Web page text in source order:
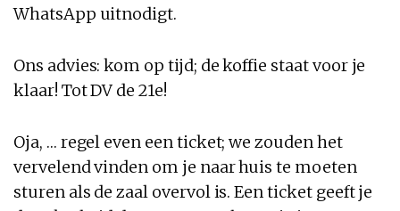
WhatsApp uitnodigt.
Ons advies: kom op tijd; de koffie staat voor je
klaar! Tot DV de 21e!
Oja, … regel even een ticket; we zouden het
vervelend vinden om je naar huis te moeten
sturen als de zaal overvol is. Een ticket geeft je